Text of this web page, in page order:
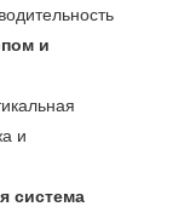
и
и
система